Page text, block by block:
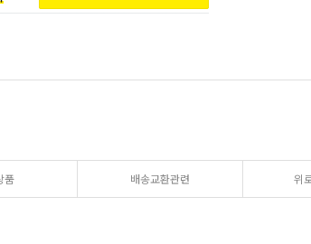
품 배송교환관련 위